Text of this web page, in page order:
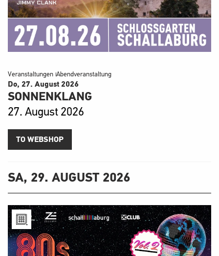
Veranstaltungen Abendveranstaltung
Do, 27. August 2026
SONNENKLANG
27. August 2026
TO WEBSHOP
SA, 29. AUGUST 2026